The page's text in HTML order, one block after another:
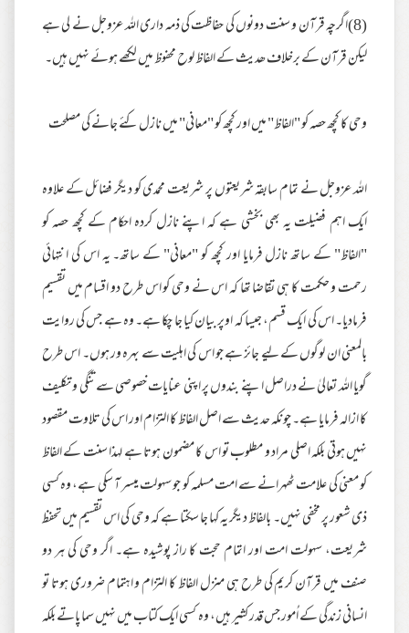
(8)اگرچہ قرآن و سنت دونوں کی حفاظت کی ذمہ داری اللہ عزوجل نے لی ہے
لیکن قرآن کے برخلاف ھدیث کے الفاظ لوح محفوظ میں لکھے ہوئے نہیں ہیں۔
وحی کا کچھ حصہ کو "الفاظ" میں اور کچھ کو "معانی" میں نازل کئے جانے کی مصلحت
اللہ عزوجل نے تمام سابقہ شریعتوں پر شریعت محمدی کو دیگر فضائل کے علاوہ
ایک اہم فضیلت یہ بھی بخشی ہے کہ اپنے نازل کردہ احکام کے کچھ حصہ کو
"الفاظ" کے ساتھ نازل فرمایا اور کچھ کو "معانی" کے ساتھ۔ یہ اس کی انتہائی
رحمت و حکمت کا ہی تقاضا تھا کہ اس نے وحی کو اس طرح دو اقسام میں تقسیم
فرمادیا۔ اس کی ایک قسم، جیسا کہ اوپر بیان کیا جا چکا ہے۔ وہ ہے جس کی روایت
بالمعنی ان لوگوں کے لیے جائز ہے جو اس کی اہلیت سے بہرہ ور ہوں۔ اس طرح
گویا اللہ تعالیٰ نے دراصل اپنے بندوں پر اپنی عنایات خصوصی سے تنگی و تکلیف
کا ازالہ فرمایا ہے۔ چونکہ حدیث سے اصل الفاظ کا التزام اور اس کی تلاوت مقصود
نہیں ہوتی بلکہ اصلی مراد و مطلوب تو اس کا مضمون ہوتا ہے لہذا سنت کے الفاظ
کو معنی کی علامت ٹھہرانے سے امت مسلمہ کو جو سہولت میسر آ سکی ہے، وہ کسی
ذی شعور پر مخفی نہیں۔ بالفاظ دیگر یہ کہا جا سکتا ہے کہ وحی کی اس تقسیم میں تحفظ
شریعت، سہولت امت اور اتمام حجت کا راز پوشیدہ ہے۔ اگر وحی کی ہر دو
صنف میں قرآن کریم کی طرح ہی منزل الفاظ کا التزام و اہتمام ضروری ہوتا تو
انسانی زندگی کے اُمور جس قدر کثیر ہیں، وہ کسی ایک کتاب میں نہیں سما پاتے بلکہ